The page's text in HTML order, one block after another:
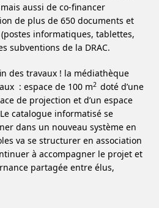
aussi de co-financer
de plus de 650 documents et
informatiques, tablettes,
subventions de la DRAC.
des travaux ! la médiathèque
: espace de 100 m2 doté d’une
de projection et d’un espace
catalogue informatisé se
dans un nouveau système en
va se structurer en association
à accompagner le projet et
partagée entre élus,